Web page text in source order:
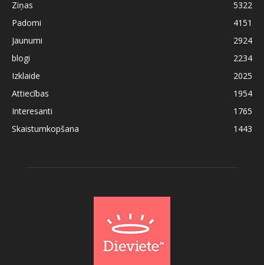
Ziņas
5322
Padomi
4151
Jaunumi
2924
blogi
2234
Izklaide
2025
Attiecības
1954
Interesanti
1765
Skaistumkopšana
1443